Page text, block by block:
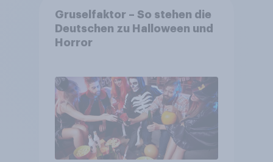
Gruselfaktor – So stehen die
Deutschen zu Halloween und
Horror